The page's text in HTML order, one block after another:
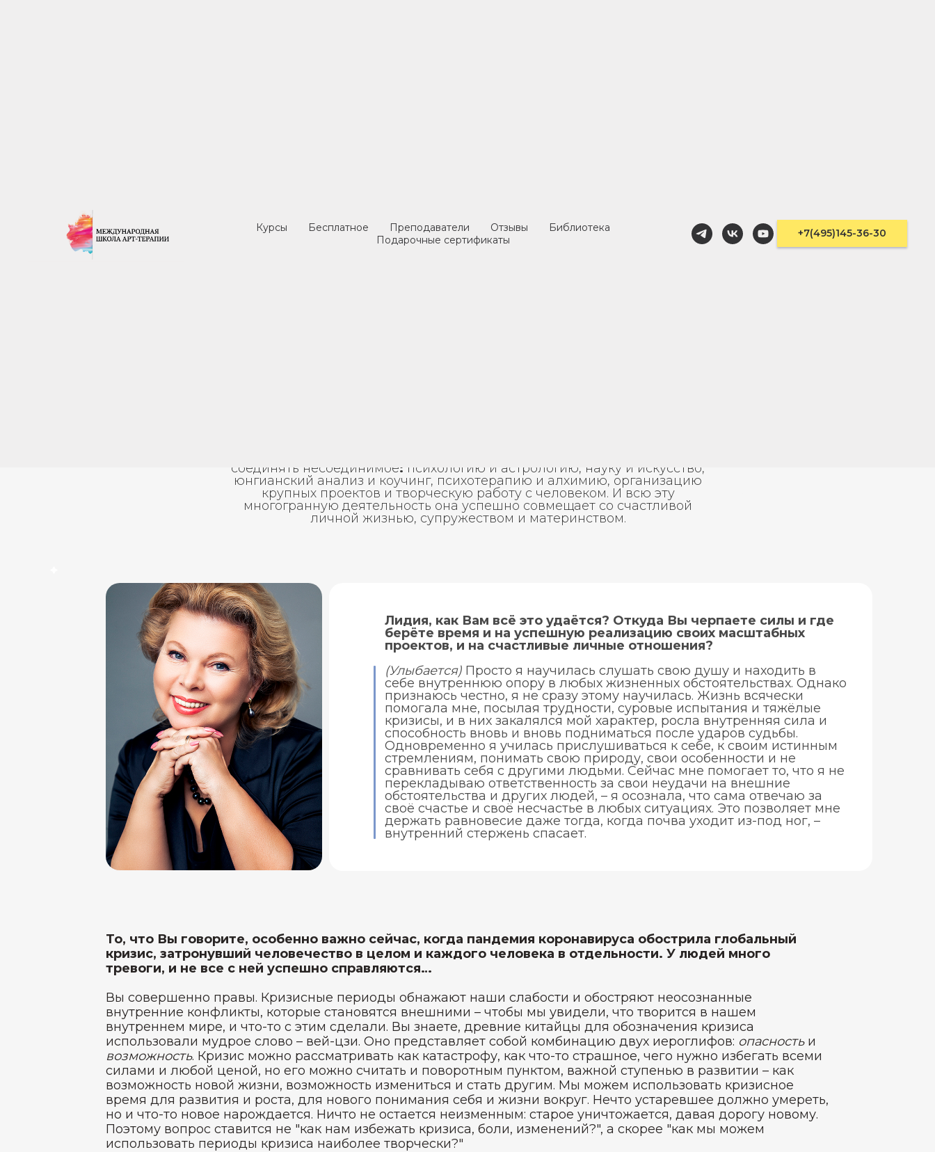
Курсы Бесплатное Преподаватели Отзывы
Библиотека
Подарочные сертификаты
+7(495)145-36-30
соединять несоединимое: психологию и астрологию, науку и искусство,
юнгианский анализ и коучинг, психотерапию и алхимию, организацию
крупных проектов и творческую работу с человеком. И всю эту
многогранную деятельность она успешно совмещает со счастливой
личной жизнью, супружеством и материнством.
Лидия, как Вам всё это удаётся? Откуда Вы черпаете силы и где
берёте время и на успешную реализацию своих масштабных
проектов, и на счастливые личные отношения?
(Улыбается) Просто я научилась слушать свою душу и находить в
себе внутреннюю опору в любых жизненных обстоятельствах. Однако
признаюсь честно, я не сразу этому научилась. Жизнь всячески
помогала мне, посылая трудности, суровые испытания и тяжёлые
кризисы, и в них закалялся мой характер, росла внутренняя сила и
способность вновь и вновь подниматься после ударов судьбы.
Одновременно я училась прислушиваться к себе, к своим истинным
стремлениям, понимать свою природу, свои особенности и не
сравнивать себя с другими людьми. Сейчас мне помогает то, что я не
перекладываю ответственность за свои неудачи на внешние
обстоятельства и других людей, – я осознала, что сама отвечаю за
своё счастье и своё несчастье в любых ситуациях. Это позволяет мне
держать равновесие даже тогда, когда почва уходит из-под ног, –
внутренний стержень спасает.
То, что Вы говорите, особенно важно сейчас, когда пандемия коронавируса обострила глобальный
кризис, затронувший человечество в целом и каждого человека в отдельности. У людей много
тревоги, и не все с ней успешно справляются…
Вы совершенно правы. Кризисные периоды обнажают наши слабости и обостряют неосознанные
внутренние конфликты, которые становятся внешними – чтобы мы увидели, что творится в нашем
внутреннем мире, и что-то с этим сделали. Вы знаете, древние китайцы для обозначения кризиса
использовали мудрое слово – вей-цзи. Оно представляет собой комбинацию двух иероглифов: опасностьи
возможность. Кризис можно рассматривать как катастрофу, как что-то страшное, чего нужно избегать всеми
силами и любой ценой, но его можно считать и поворотным пунктом, важной ступенью в развитии – как
возможность новой жизни, возможность измениться и стать другим. Мы можем использовать кризисное
время для развития и роста, для нового понимания себя и жизни вокруг. Нечто устаревшее должно умереть,
но и что-то новое нарождается. Ничто не остается неизменным: старое уничтожается, давая дорогу новому.
Поэтому вопрос ставится не "как нам избежать кризиса, боли, изменений?", а скорее "как мы можем
использовать периоды кризиса наиболее творчески?"